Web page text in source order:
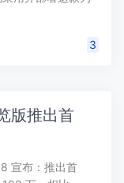
3
版推出首
宣布：推出首